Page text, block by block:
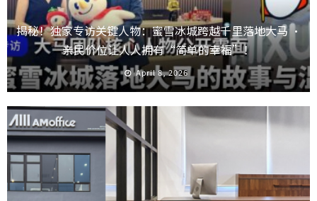
揭秘！独家专访关键人物：蜜雪冰城跨越千里落地大马 ·
亲民价位让人人拥有“简单的幸福”！
April 8, 2026